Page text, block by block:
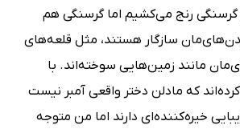
از گرسنگی رنج می‌کشیم اما گرسنگی هم
سازگار هستند، مثل قلعه‌های
مانند زمین‌هایی سوخته‌اند. با
که مادلن دختر واقعی آمبر نیست
خیره‌کننده‌ای دارند اما من متوجه